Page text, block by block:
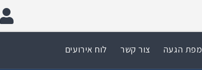
מפת הגעה צור קשר לוח אירועים